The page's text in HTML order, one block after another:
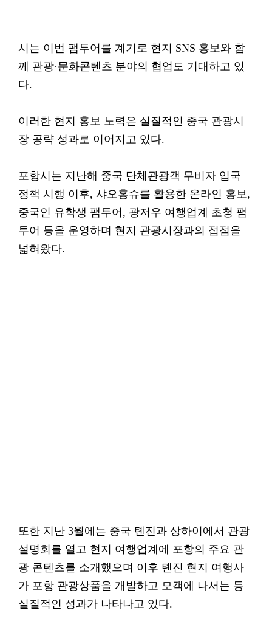
시는 이번 팸투어를 계기로 현지 SNS 홍보와 함
께 관광·문화콘텐츠 분야의 협업도 기대하고 있
다.
이러한 현지 홍보 노력은 실질적인 중국 관광시
장 공략 성과로 이어지고 있다.
포항시는 지난해 중국 단체관광객 무비자 입국
정책 시행 이후, 샤오홍슈를 활용한 온라인 홍보,
중국인 유학생 팸투어, 광저우 여행업계 초청 팸
투어 등을 운영하며 현지 관광시장과의 접점을
넓혀왔다.
또한 지난 3월에는 중국 톈진과 상하이에서 관광
설명회를 열고 현지 여행업계에 포항의 주요 관
광 콘텐츠를 소개했으며 이후 톈진 현지 여행사
가 포항 관광상품을 개발하고 모객에 나서는 등
실질적인 성과가 나타나고 있다.